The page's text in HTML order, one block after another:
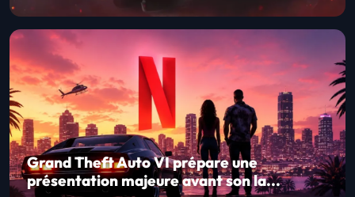
Grand Theft Auto VI prépare une
présentation majeure avant son la...